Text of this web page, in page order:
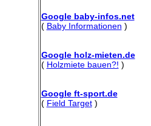
Google baby-infos.net
( Baby Informationen )
Google holz-mieten.de
( Holzmiete bauen?! )
Google ft-sport.de
( Field Target)